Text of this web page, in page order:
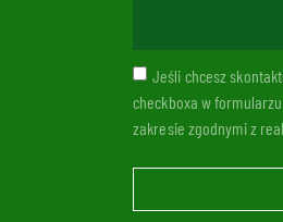
Jeśli chcesz
checkboxa w
zakresie zgodnymi z